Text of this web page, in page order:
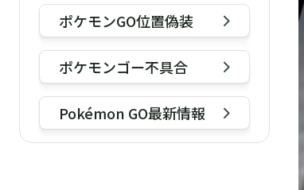
ポケモンGO位置偽装
ポケモンゴー不具合
Pokémon GO最新情報